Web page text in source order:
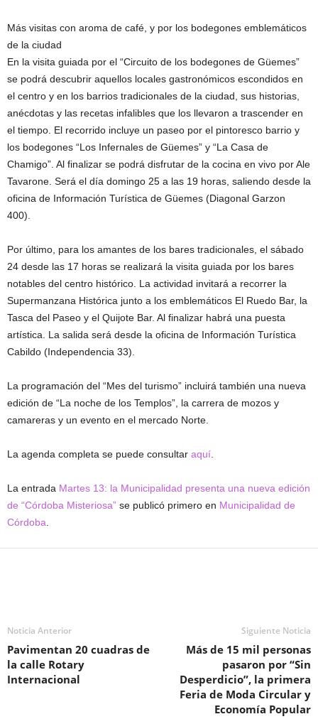
Más visitas con aroma de café, y por los bodegones emblemáticos
de la ciudad
En la visita guiada por el “Circuito de los bodegones de Güemes”
se podrá descubrir aquellos locales gastronómicos escondidos en
el centro y en los barrios tradicionales de la ciudad, sus historias,
anécdotas y las recetas infalibles que los llevaron a trascender en
el tiempo. El recorrido incluye un paseo por el pintoresco barrio y
los bodegones “Los Infernales de Güemes” y “La Casa de
Chamigo”. Al finalizar se podrá disfrutar de la cocina en vivo por Ale
Tavarone. Será el día domingo 25 a las 19 horas, saliendo desde la
oficina de Información Turística de Güemes (Diagonal Garzon
400).
Por último, para los amantes de los bares tradicionales, el sábado
24 desde las 17 horas se realizará la visita guiada por los bares
notables del centro histórico. La actividad invitará a recorrer la
Supermanzana Histórica junto a los emblemáticos El Ruedo Bar, la
Tasca del Paseo y el Quijote Bar. Al finalizar habrá una puesta
artística. La salida será desde la oficina de Información Turística
Cabildo (Independencia 33).
La programación del “Mes del turismo” incluirá también una nueva
edición de “La noche de los Templos”, la carrera de mozos y
camareras y un evento en el mercado Norte.
La agenda completa se puede consultar aquí
La entrada Martes 13: la Municipalidad presenta una nueva edición
de “Córdoba Misteriosa” se publicó primero en Municipalidad de
Córdoba
Noticia Anterior
Pavimentan 20 cuadras de
la calle Rotary
Internacional
Siguiente Noticia
Más de 15 mil personas
pasaron por “Sin
Desperdicio”, la primera
Feria de Moda Circular y
Economía Popular